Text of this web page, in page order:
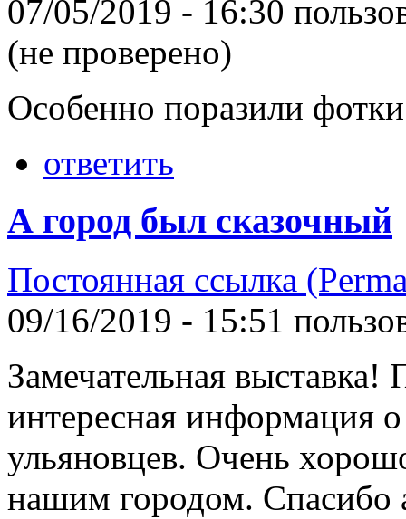
07/05/2019 - 16:30
(не проверено)
Особенно поразили
ответить
А город был сказочный
Постоянная ссылка
09/16/2019 - 15:51
Замечательная
интересная информация
ульяновцев. Очень
нашим городом. Спасибо